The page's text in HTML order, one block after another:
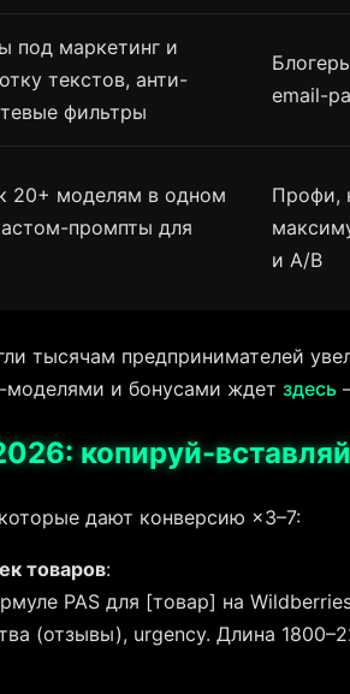
под маркетинг и
текстов, анти-
фильтры
email-
20+ моделям в одном
промпты для
Профи,
и A/B
тысячам предпринимателей
и бонусами ждет здесь
копируй-
дают конверсию ×3–7:
товаров:
PAS для [товар] на
(отзывы), urgency. Длина